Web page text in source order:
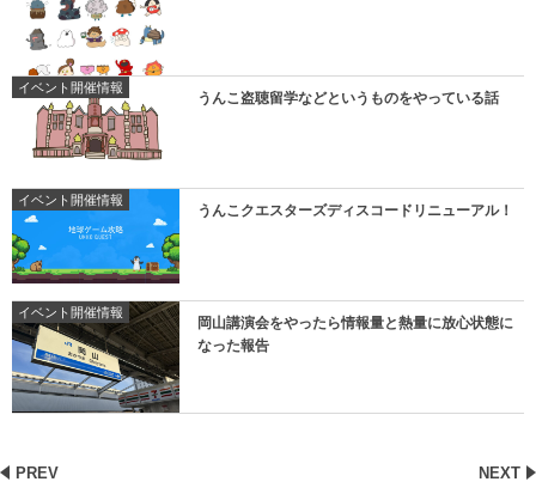
イベント開催情報
うんこ盗聴留学などというものをやっている話
イベント開催情報
うんこクエスターズディスコードリニューアル！
イベント開催情報
岡山講演会をやったら情報量と熱量に放心状態に
なった報告
PREV NEXT